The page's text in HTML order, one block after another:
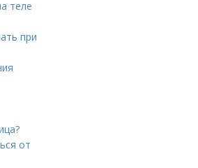
теле
при
от